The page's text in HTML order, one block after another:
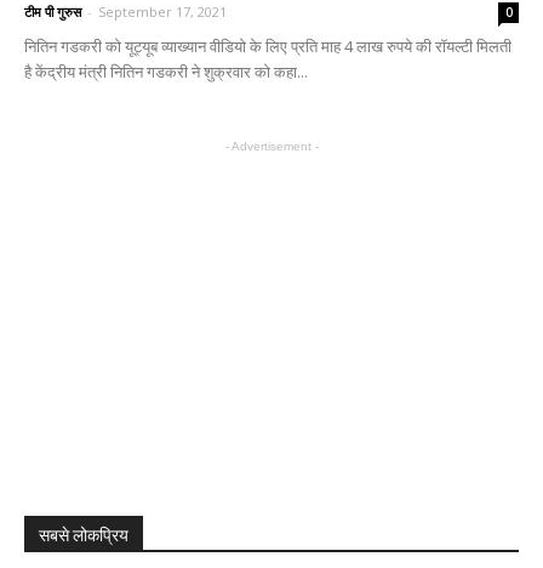
टीम पी गुरुस - September 17, 2021 0
नितिन गडकरी को यूट्यूब व्याख्यान वीडियो के लिए प्रति माह 4 लाख रुपये की रॉयल्टी मिलती
है केंद्रीय मंत्री नितिन गडकरी ने शुक्रवार को कहा...
- Advertisement -
सबसे लोकप्रिय